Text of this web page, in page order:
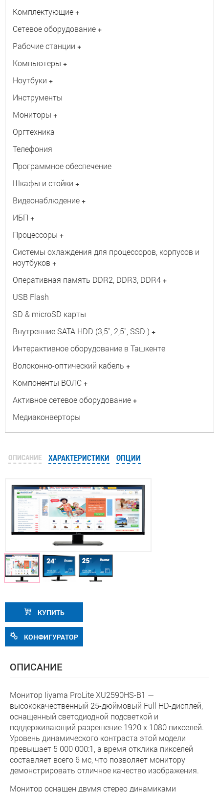
Комплектующие +
Сетевое оборудование +
Рабочие станции +
Компьютеры +
Ноутбуки +
Инструменты
Мониторы +
Оргтехника
Телефония
Программное обеспечение
Шкафы и стойки +
Видеонаблюдение +
ИБП +
Процессоры +
Системы охлаждения для процессоров, корпусов и
ноутбуков +
Оперативная память DDR2, DDR3, DDR4 +
USB Flash
SD & microSD карты
Внутренние SATA HDD (3,5", 2,5", SSD ) +
Интерактивное оборудование в Ташкенте
Волоконно-оптический кабель +
Компоненты ВОЛС +
Активное сетевое оборудование +
Медиаконверторы
ОПИСАНИЕ ХАРАКТЕРИСТИКИ ОПЦИИ
КУПИТЬ
КОНФИГУРАТОР
ОПИСАНИЕ
Монитор Iiyama ProLite XU2590HS-B1 —
высококачественный 25-дюймовый Full HD-дисплей,
оснащенный светодиодной подсветкой и
поддерживающий разрешение 1920 x 1080 пикселей.
Уровень динамического контраста этой модели
превышает 5 000 000:1, а время отклика пикселей
составляет всего 6 мс, что позволяет монитору
демонстрировать отличное качество изображения.
Монитор оснащен двумя стерео динамиками